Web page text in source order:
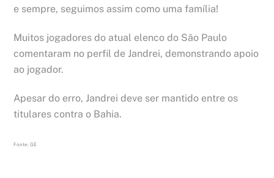
e sempre, seguimos assim como uma família!
Muitos jogadores do atual elenco do São Paulo
comentaram no perfil de Jandrei, demonstrando apoio
ao jogador.
Apesar do erro, Jandrei deve ser mantido entre os
titulares contra o Bahia.
Fonte: GE